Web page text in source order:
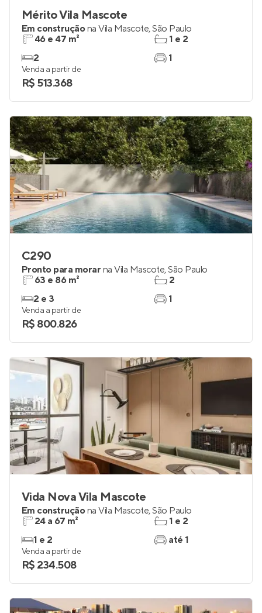
Mérito Vila Mascote
Em construçãona Vila Mascote,São Paulo
46 e 47 m²
2
1 e 2
1
Venda a partir de
R$ 513.368
C290
Pronto para morar na Vila Mascote,São Paulo
63 e 86 m²
2 e 3
2
1
Venda a partir de
R$ 800.826
Vida Nova Vila Mascote
Em construçãona Vila Mascote,São Paulo
24 a 67 m²
1 e 2
1 e 2
até 1
Venda a partir de
R$ 234.508